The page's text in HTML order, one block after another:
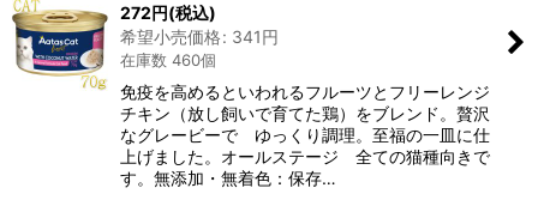
272円(税込)
希望小売価格: 341円
在庫数 460個
免疫を高めるといわれるフルーツとフリーレンジ
チキン（放し飼いで育てた鶏）をブレンド。贅沢
なグレービーで ゆっくり調理。至福の一皿に仕
上げました。オールステージ 全ての猫種向きで
す。無添加・無着色：保存…